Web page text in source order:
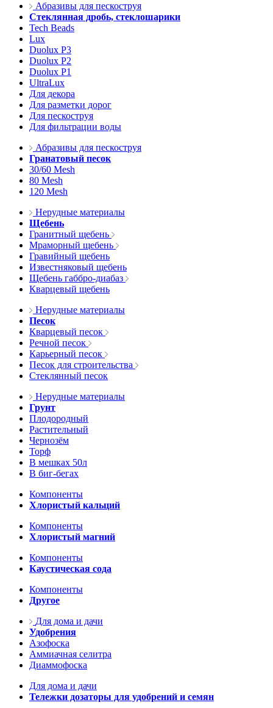
Абразивы для пескоструя
Стеклянная дробь, стеклошарики
Tech Beads
Lux
Duolux P3
Duolux P2
Duolux P1
UltraLux
Для декора
Для разметки дорог
Для пескоструя
Для фильтрации воды
Абразивы для пескоструя
Гранатовый песок
30/60 Mesh
80 Mesh
120 Mesh
Нерудные материалы
Щебень
Гранитный щебень
Мраморный щебень
Гравийный щебень
Известняковый щебень
Щебень габбро-диабаз
Кварцевый щебень
Нерудные материалы
Песок
Кварцевый песок
Речной песок
Карьерный песок
Песок для строительства
Стеклянный песок
Нерудные материалы
Грунт
Плодородный
Растительный
Чернозём
Торф
В мешках 50л
В биг-бегах
Компоненты
Хлористый кальций
Компоненты
Хлористый магний
Компоненты
Каустическая сода
Компоненты
Другое
Для дома и дачи
Удобрения
Азофоска
Аммиачная селитра
Диаммофоска
Для дома и дачи
Тележки дозаторы для удобрений и семян